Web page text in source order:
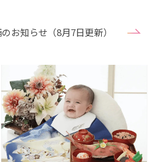
お知らせ（8月7日更新）